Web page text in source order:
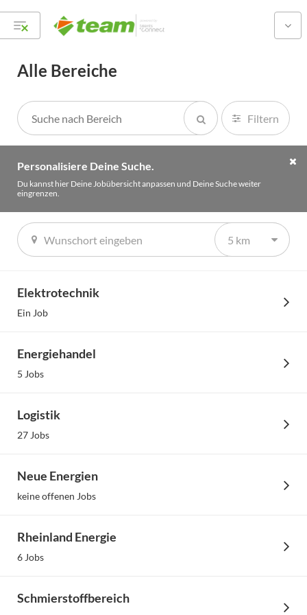
Alle Bereiche
Filtern
Personalisiere Deine Suche.
Du kannst hier Deine Jobübersicht anpassen und Deine Suche weiter
eingrenzen.
5 km
Elektrotechnik
Ein Job
Energiehandel
5 Jobs
Logistik
27 Jobs
Neue Energien
keine offenen Jobs
Rheinland Energie
6 Jobs
Schmierstoffbereich